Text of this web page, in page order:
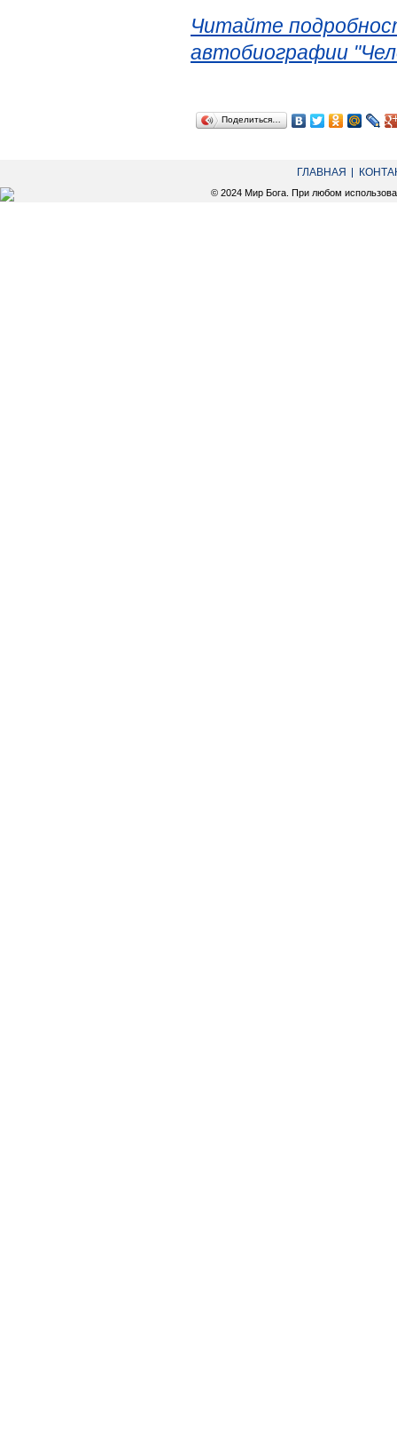
Читайте
автобиографии
Поделиться…
ГЛАВНАЯ
© 2024 Мир Бога. При любом